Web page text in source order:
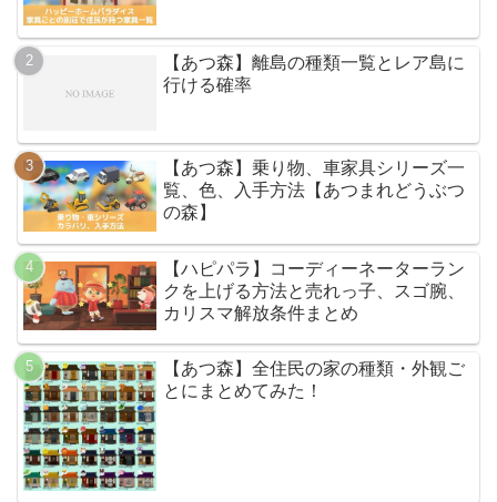
【あつ森】離島の種類一覧とレア島に
行ける確率
【あつ森】乗り物、車家具シリーズ一
覧、色、入手方法【あつまれどうぶつ
の森】
【ハピパラ】コーディーネーターラン
クを上げる方法と売れっ子、スゴ腕、
カリスマ解放条件まとめ
【あつ森】全住民の家の種類・外観ご
とにまとめてみた！